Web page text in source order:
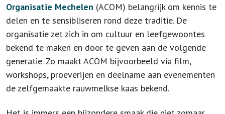
Organisatie Mechelen (ACOM) belangrijk om kennis te
delen en te sensibliseren rond deze traditie. De
organisatie zet zich in om cultuur en leefgewoontes
bekend te maken en door te geven aan de volgende
generatie. Zo maakt ACOM bijvoorbeeld via film,
workshops, proeverijen en deelname aan evenementen
de zelfgemaakte rauwmelkse kaas bekend.